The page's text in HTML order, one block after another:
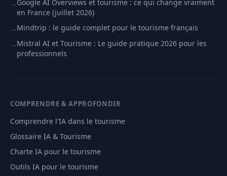
→ Google AI Overviews et tourisme : ce qui change vraiment
en France (juillet 2026)
→ Mindtrip : le guide complet pour le tourisme français
→ Mistral AI et Tourisme : Le guide pratique 2026 pour les
professionnels
COMPRENDRE & APPROFONDIR
Comprendre l'IA dans le tourisme
Glossaire IA & Tourisme
Charte IA pour le tourisme
Outils IA pour le tourisme